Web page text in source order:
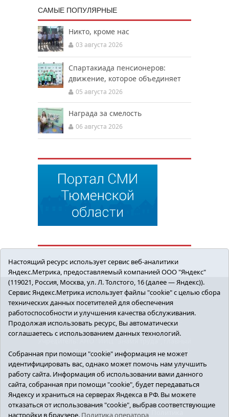
САМЫЕ ПОПУЛЯРНЫЕ
Никто, кроме нас
03 августа 2026
Спартакиада пенсионеров:
движение, которое объединяет
05 августа 2026
Награда за смелость
06 августа 2026
ПОЛИТИКА ОБЩЕСТВО
ЗДОРОВЬЕ
КУЛЬТУРА
БЕЗОПАСНОСТЬ
16+ © 2018 Сорокинский район в деталях.
Новости Сорокинского района
редактор - Королюк Елена Анатольевна, e-mail:
znamenka@inbox.ru, тел.: 8(34550)2-27-30
Регистрационный номер СМИ Эл №ФС77-69142
от 24 марта 2017 г., выданное Федеральной
службой по надзору в сфере связи,
информационных технологий и массовых
коммуникаций (Роскомнадзор).
Настоящий ресурс использует сервис веб-аналитики
Яндекс.Метрика, предоставляемый компанией ООО "Яндекс"
(119021, Россия, Москва, ул. Л. Толстого, 16 (далее — Яндекс)).
Сервис Яндекс.Метрика использует файлы "cookie" с целью сбора
технических данных посетителей для обеспечения
работоспособности и улучшения качества обслуживания.
Продолжая использовать ресурс, Вы автоматически
соглашаетесь с использованием данных технологий.
Собранная при помощи "cookie" информация не может
идентифицировать вас, однако может помочь нам улучшить
работу сайта. Информация об использовании вами данного
сайта, собранная при помощи "cookie", будет передаваться
Яндексу и храниться на серверах Яндекса в РФ. Вы можете
отказаться от использования "cookie", выбрав соответствующие
настройки в браузере. Политика оператора